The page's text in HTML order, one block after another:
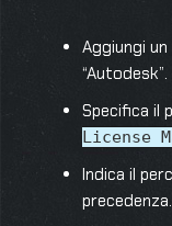
Aggiungi
“Autodesk”.
Specifica il
License
Indica il
precedenza.